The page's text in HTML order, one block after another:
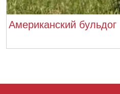
Американский бульдог